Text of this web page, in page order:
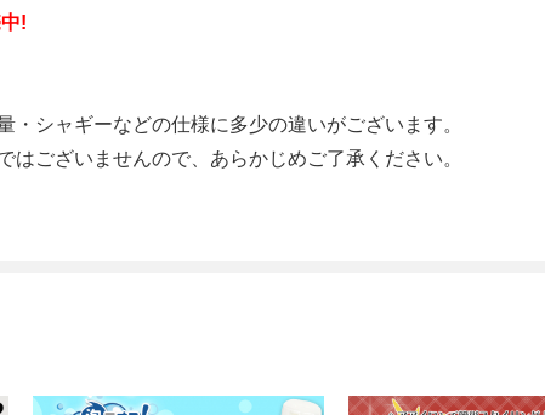
!
シャギーなどの仕様に多少の違いがございます。
はございませんので、あらかじめご了承ください。